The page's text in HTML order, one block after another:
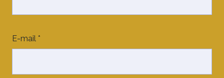
E-mail *